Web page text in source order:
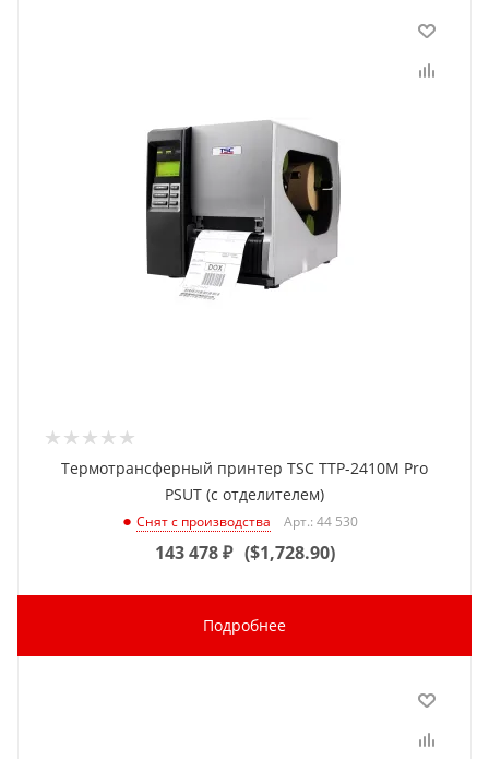
Термотрансферный принтер TSC TTP-2410M Pro
PSUT (с отделителем)
Снят с производства Арт.: 44 530
143 478₽ ($1,728.90)
Подробнее